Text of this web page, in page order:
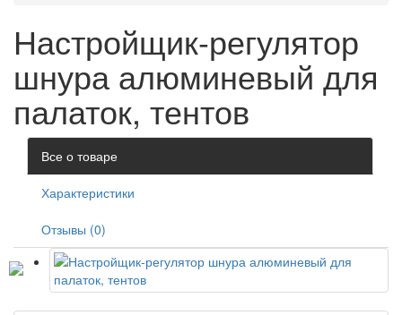
Настройщик-регулятор
шнура алюминевый для
палаток, тентов
Все о товаре
Характеристики
Отзывы (0)